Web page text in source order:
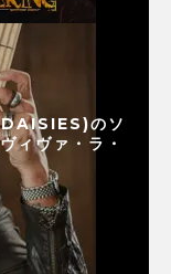
のソ
ィヴァ・ラ・